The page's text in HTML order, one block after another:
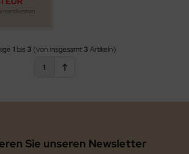
1bis 3(von insgesamt 3Artikeln)
1
Sie unseren Newsletter